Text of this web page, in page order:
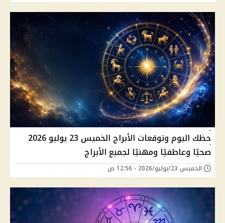
حظك اليوم وتوقعات الأبراج الخميس 23 يوليو 2026
صحيًا وعاطفيًا ومهنيًا لجميع الأبراج
الخميس 23/يوليو/2026 - 12:56 ص